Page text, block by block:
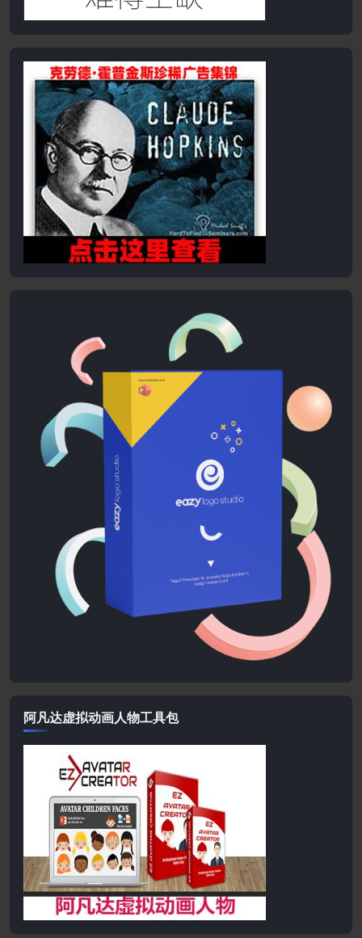
阿凡达虚拟动画人物工具包